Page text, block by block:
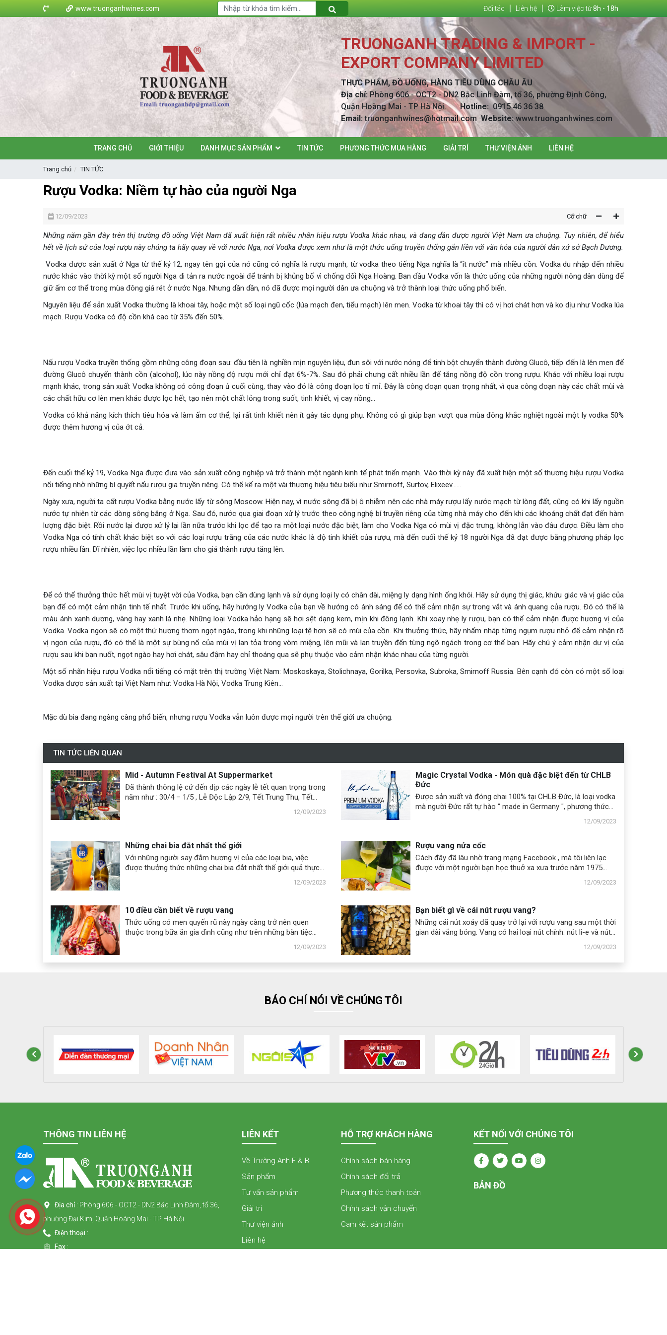
www.truonganhwines.com Đối tác Liên hệ Làm việc từ8h - 18h
TRUONGANH TRADING & IMPORT -
EXPORT COMPANY LIMITED
THỰC PHẨM, ĐỒ UỐNG, HÀNG TIÊU DÙNG CHÂU ÂU
Địa chỉ: Phòng 606 - OCT2 - DN2 Bắc Linh Đàm, tổ 36, phường Định Công,
Quận Hoàng Mai - TP Hà Nội.Hotline:0915 46 36 38
Email: truonganhwines@hotmail.com Website:www.truonganhwines.com
TRANG CHỦ GIỚI THIỆU DANH MỤC SẢN PHẨM TIN TỨC PHƯƠNG THỨC MUA HÀNG GIẢI TRÍ THƯ VIỆN ẢNH LIÊN HỆ
Trang chủ TIN TỨC
Rượu Vodka: Niềm tự hào của người Nga
12/09/2023 Cỡ chữ
Những năm gần đây trên thị trường đồ uống Việt Nam đã xuất hiện rất nhiều nhãn hiệu rượu Vodka khác nhau, và đang dần được người Việt Nam ưa chuộng. Tuy nhiên, để hiểu
hết về lịch sử của loại rượu này chúng ta hãy quay về với nước Nga, nơi Vodka được xem như là một thức uống truyền thống gắn liền với văn hóa của người dân xứ sở Bạch Dương.
Vodka được sản xuất ở Nga từ thế kỷ 12, ngay tên gọi của nó cũng có nghĩa là rượu mạnh, từ vodka theo tiếng Nga nghĩa là “ít nước” mà nhiều cồn. Vodka du nhập đến nhiều
nước khác vào thời kỳ một số người Nga di tản ra nước ngoài để tránh bị khủng bố vì chống đối Nga Hoàng. Ban đầu Vodka vốn là thức uống của những người nông dân dùng để
giữ ấm cơ thể trong mùa đông giá rét ở nước Nga. Nhưng dần dần, nó đã được mọi người dân ưa chuộng và trở thành loại thức uống phổ biến.
Nguyên liệu để sản xuất Vodka thường là khoai tây, hoặc một số loại ngũ cốc (lúa mạch đen, tiểu mạch) lên men. Vodka từ khoai tây thì có vị hơi chát hơn và ko dịu như Vodka lúa
mạch. Rượu Vodka có độ cồn khá cao từ 35% đến 50%.
Nấu rượu Vodka truyền thống gồm những công đoạn sau: đầu tiên là nghiền mịn nguyên liệu, đun sôi với nước nóng để tinh bột chuyển thành đường Glucô, tiếp đến là lên men để
đường Glucô chuyển thành cồn (alcohol), lúc này nồng độ rượu mới chỉ đạt 6%-7%. Sau đó phải chưng cất nhiều lần để tăng nồng độ cồn trong rượu. Khác với nhiều loại rượu
mạnh khác, trong sản xuất Vodka không có công đoạn ủ cuối cùng, thay vào đó là công đoạn lọc tỉ mỉ. Đây là công đoạn quan trọng nhất, vì qua công đoạn này các chất mùi và
các chất hữu cơ lên men khác được lọc hết, tạo nên một chất lỏng trong suốt, tinh khiết, vị cay nồng...
Vodka có khả năng kích thích tiêu hóa và làm ấm cơ thể, lại rất tinh khiết nên ít gây tác dụng phụ. Không có gì giúp bạn vượt qua mùa đông khắc nghiệt ngoài một ly vodka 50%
được thêm hương vị của ớt cả.
Đến cuối thế kỷ 19, Vodka Nga được đưa vào sản xuất công nghiệp và trở thành một ngành kinh tế phát triển mạnh. Vào thời kỳ này đã xuất hiện một số thương hiệu rượu Vodka
nổi tiếng nhờ những bí quyết nấu rượu gia truyền riêng. Có thể kể ra một vài thương hiệu tiêu biểu như Smirnoff, Surtov, Elixeev..….
Ngày xưa, người ta cất rượu Vodka bằng nước lấy từ sông Moscow. Hiện nay, vì nước sông đã bị ô nhiễm nên các nhà máy rượu lấy nước mạch từ lòng đất, cũng có khi lấy nguồn
nước tự nhiên từ các dòng sông băng ở Nga. Sau đó, nước qua giai đoạn xử lý trước theo công nghệ bí truyền riêng của từng nhà máy cho đến khi các khoáng chất đạt đến hàm
lượng đặc biệt. Rồi nước lại được xử lý lại lần nữa trước khi lọc để tạo ra một loại nước đặc biệt, làm cho Vodka Nga có mùi vị đặc trưng, không lẫn vào đâu được. Điều làm cho
Vodka Nga có tính chất khác biệt so với các loại rượu trắng của các nước khác là độ tinh khiết của rượu, mà đến cuối thế kỷ 18 người Nga đã đạt được bằng phương pháp lọc
rượu nhiều lần. Dĩ nhiên, việc lọc nhiều lần làm cho giá thành rượu tăng lên.
Để có thể thưởng thức hết mùi vị tuyệt vời của Vodka, bạn cần dùng lạnh và sử dụng loại ly có chân dài, miệng ly dạng hình ống khói. Hãy sử dụng thị giác, khứu giác và vị giác của
bạn để có một cảm nhận tinh tế nhất. Trước khi uống, hãy hướng ly Vodka của bạn về hướng có ánh sáng để có thể cảm nhận sự trong vắt và ánh quang của rượu. Đó có thể là
màu ánh xanh dương, vàng hay xanh lá nhẹ. Những loại Vodka hảo hạng sẽ hơi sệt dạng kem, mịn khi đông lạnh. Khi xoay nhẹ ly rượu, bạn có thể cảm nhận được hương vị của
Vodka. Vodka ngon sẽ có một thứ hương thơm ngọt ngào, trong khi những loại tệ hơn sẽ có mùi của cồn. Khi thưởng thức, hãy nhấm nháp từng ngụm rượu nhỏ để cảm nhận rõ
vị ngon của rượu, đó có thể là một sự bùng nổ của mùi vị lan tỏa trong vòm miệng, lên mũi và lan truyền đến từng ngõ ngách trong cơ thể bạn. Hãy chú ý cảm nhận dư vị của
rượu sau khi bạn nuốt, ngọt ngào hay hơi chát, sâu đậm hay chỉ thoáng qua sẽ phụ thuộc vào cảm nhận khác nhau của từng người.
Một số nhãn hiệu rượu Vodka nổi tiếng có mặt trên thị trường Việt Nam: Moskoskaya, Stolichnaya, Gorilka, Persovka, Subroka, Smirnoff Russia. Bên cạnh đó còn có một số loại
Vodka được sản xuất tại Việt Nam như: Vodka Hà Nội, Vodka Trung Kiên...
Mặc dù bia đang ngàng càng phổ biến, nhưng rượu Vodka vẫn luôn được mọi người trên thế giới ưa chuộng.
TIN TỨC LIÊN QUAN
Mid - Autumn Festival At Suppermarket
Đã thành thông lệ cứ đến dịp các ngày lễ tết quan trọng trong
năm như : 30/4 – 1/5 , Lễ Độc Lập 2/9, Tết Trung Thu, Tết
với các nhà NPP, các trung tâm siêu thị lớn trên cả nước tổ
người tiêu dùng trong cả nước.
12/09/2023
Magic Crystal Vodka - Món quà đặc biệt đến từ CHLB
Đức
Được sản xuất và đóng chai 100% tại CHLB Đức, là loại vodka
mà người Đức rất tự hào " made in Germany ", phương thức
liêu thô là lúa mỳ và nguồn nước tinh khiết riêng có nhiều
để tăng hương vị cho rượu.
12/09/2023
Những chai bia đắt nhất thế giới
Với những người say đắm hương vị của các loại bia, việc
được thưởng thức những chai bia đắt nhất thế giới quả thực
12/09/2023
Rượu vang nửa cốc
Cách đây đã lâu nhờ trang mạng Facebook , mà tôi liên lạc
được với một người bạn học thuở xa xưa trước năm 1975
email với nhau , để rồi mùa đông năm sau đó , gia đình người
12/09/2023
10 điều cần biết về rượu vang
Thức uống có men quyến rũ này ngày càng trở nên quen
thuộc trong bữa ăn gia đình cũng như trên những bàn tiệc
12/09/2023
Bạn biết gì về cái nút rượu vang?
Những cái nút xoáy đã quay trở lại với rượu vang sau một thời
gian dài vắng bóng. Vang có hai loại nút chính: nút li-e và nút
“liège”, trong tiếng Anh là “cork”). Nó được làm chủ yếu từ vỏ
gỗ sồi, có loại dùng bằng chất dẻo tổng hợp hoặc gỗ ép có
12/09/2023
BÁO CHÍ NÓI VỀ CHÚNG TÔI
THÔNG TIN LIÊN HỆ
Địa chỉ : Phòng 606 - OCT2 - DN2 Bắc Linh Đàm, tổ 36,
phường Đại Kim, Quận Hoàng Mai - TP Hà Nội
Điện thoại :
Fax :
LIÊN KẾT
Về Trường Anh F & B
Sản phẩm
Tư vấn sản phẩm
Giải trí
Thư viện ảnh
Liên hệ
HỖ TRỢ KHÁCH HÀNG
Chính sách bán hàng
Chính sách đổi trả
Phương thức thanh toán
Chính sách vận chuyển
Cam kết sản phẩm
KẾT NỐI VỚI CHÚNG TÔI
BẢN ĐỒ